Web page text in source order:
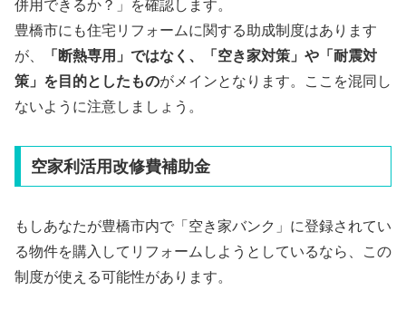
併用できるか？」を確認します。
豊橋市にも住宅リフォームに関する助成制度はあります
が、
「断熱専用」ではなく、「空き家対策」や「耐震対
策」を目的としたものがメインとなります。ここを混同し
ないように注意しましょう。
空家利活用改修費補助金
もしあなたが豊橋市内で「空き家バンク」に登録されてい
る物件を購入してリフォームしようとしているなら、この
制度が使える可能性があります。